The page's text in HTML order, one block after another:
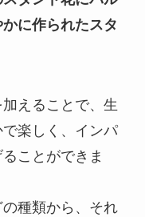
に作られたスタ
えることで、生
楽しく、インパ
ことができま
種類から、それ